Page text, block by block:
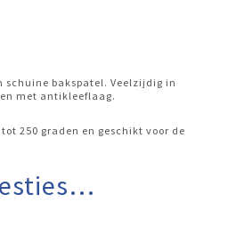
schuine bakspatel. Veelzijdig in
met antikleeflaag.
250 graden en geschikt voor de